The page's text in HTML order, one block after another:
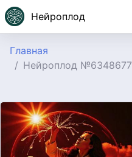
Нейроплод
Главная
Нейроплод №6348677